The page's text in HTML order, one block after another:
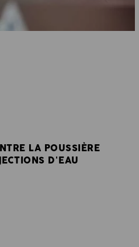
LA POUSSIÈRE
D'EAU